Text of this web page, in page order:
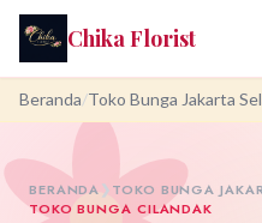
Chika Florist
Beranda/Toko Bunga Jakarta
BERANDA❯TOKO BUNGA
TOKO BUNGA CILANDAK